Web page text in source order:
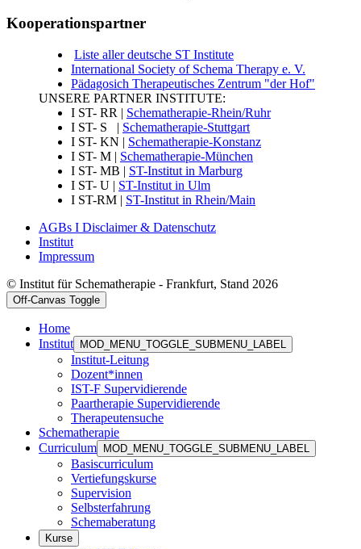
Kooperationspartner
Liste aller deutsche ST Institute
International Society of Schema Therapy e. V.
Pädagosich Therapeutisches Zentrum "der Hof"
UNSERE PARTNER INSTITUTE:
I ST- RR | Schematherapie-Rhein/Ruhr
I ST- S | Schematherapie-Stuttgart
I ST- KN | Schematherapie-Konstanz
I ST- M | Schematherapie-München
I ST- MB | ST-Institut in Marburg
I ST- U | ST-Institut in Ulm
I ST-RM | ST-Institut in Rhein/Main
AGBs I Disclaimer & Datenschutz
Institut
Impressum
© Institut für Schematherapie - Frankfurt, Stand 2026
Off-Canvas Toggle
Home
Institut
MOD_MENU_TOGGLE_SUBMENU_LABEL
Institut-Leitung
Dozent*innen
IST-F Supervidierende
Paartherapie Supervidierende
Therapeutensuche
Schematherapie
Curriculum
MOD_MENU_TOGGLE_SUBMENU_LABEL
Basiscurriculum
Vertiefungskurse
Supervision
Selbsterfahrung
Schemaberatung
Kurse